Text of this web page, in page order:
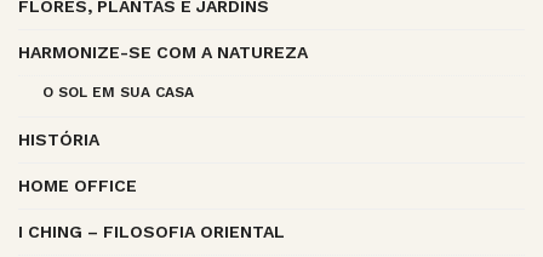
FLORES, PLANTAS E JARDINS
HARMONIZE-SE COM A NATUREZA
O SOL EM SUA CASA
HISTÓRIA
HOME OFFICE
I CHING – FILOSOFIA ORIENTAL